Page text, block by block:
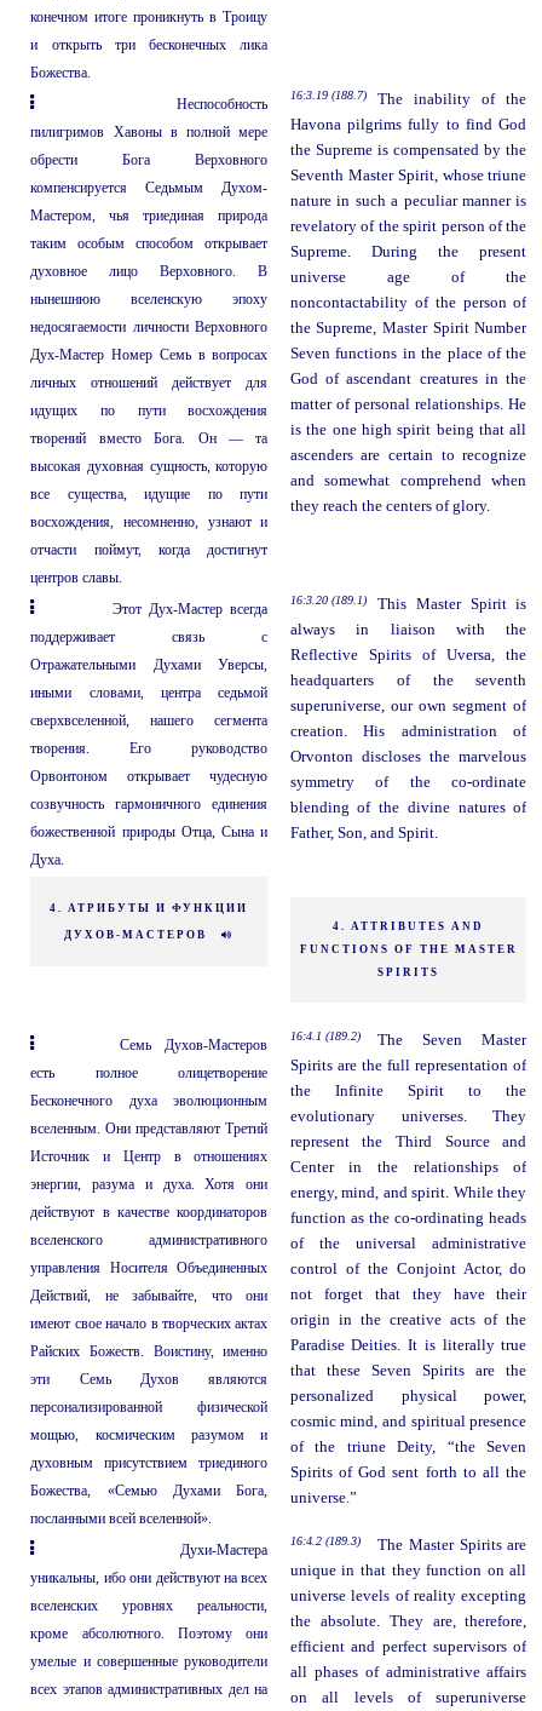
конечном итоге проникнуть в Троицу
и открыть три бесконечных лика
Божества.
Неспособность
пилигримов Хавоны в полной мере
обрести Бога Верховного
компенсируется Седьмым Духом-
Мастером, чья триединая природа
таким особым способом открывает
духовное лицо Верховного. В
нынешнюю вселенскую эпоху
недосягаемости личности Верховного
Дух-Мастер Номер Семь в вопросах
личных отношений действует для
идущих по пути восхождения
творений вместо Бога. Он — та
высокая духовная сущность, которую
все существа, идущие по пути
восхождения, несомненно, узнают и
отчасти поймут, когда достигнут
центров славы.
16:3.19 (188.7)
The inability of the
Havona pilgrims fully to find God
the Supreme is compensated by the
Seventh Master Spirit, whose triune
nature in such a peculiar manner is
revelatory of the spirit person of the
Supreme. During the present
universe age of the
noncontactability of the person of
the Supreme, Master Spirit Number
Seven functions in the place of the
God of ascendant creatures in the
matter of personal relationships. He
is the one high spirit being that all
ascenders are certain to recognize
and somewhat comprehend when
they reach the centers of glory.
Этот Дух-Мастер всегда
поддерживает связь с
Отражательными Духами Уверсы,
иными словами, центра седьмой
сверхвселенной, нашего сегмента
творения. Его руководство
Орвонтоном открывает чудесную
созвучность гармоничного единения
божественной природы Отца, Сына и
Духа.
16:3.20 (189.1)
This Master Spirit is
always in liaison with the
Reflective Spirits of Uversa, the
headquarters of the seventh
superuniverse, our own segment of
creation. His administration of
Orvonton discloses the marvelous
symmetry of the co-ordinate
blending of the divine natures of
Father, Son, and Spirit.
4. АТРИБУТЫ И ФУНКЦИИ
ДУХОВ-МАСТЕРОВ
4. ATTRIBUTES AND
FUNCTIONS OF THE MASTER
SPIRITS
Семь Духов-Мастеров
есть полное олицетворение
Бесконечного духа эволюционным
вселенным. Они представляют Третий
Источник и Центр в отношениях
энергии, разума и духа. Хотя они
действуют в качестве координаторов
вселенского административного
управления Носителя Объединенных
Действий, не забывайте, что они
имеют свое начало в творческих актах
Райских Божеств. Воистину, именно
эти Семь Духов являются
персонализированной физической
мощью, космическим разумом и
духовным присутствием триединого
Божества, «Семью Духами Бога,
посланными всей вселенной».
16:4.1 (189.2)
The Seven Master
Spirits are the full representation of
the Infinite Spirit to the
evolutionary universes. They
represent the Third Source and
Center in the relationships of
energy, mind, and spirit. While they
function as the co-ordinating heads
of the universal administrative
control of the Conjoint Actor, do
not forget that they have their
origin in the creative acts of the
Paradise Deities. It is literally true
that these Seven Spirits are the
personalized physical power,
cosmic mind, and spiritual presence
of the triune Deity, “the Seven
Spirits of God sent forth to all the
universe.”
Духи-Мастера
уникальны, ибо они действуют на всех
вселенских уровнях реальности,
кроме абсолютного. Поэтому они
умелые и совершенные руководители
всех этапов административных дел на
16:4.2 (189.3)
The Master Spirits are
unique in that they function on all
universe levels of reality excepting
the absolute. They are, therefore,
efficient and perfect supervisors of
all phases of administrative affairs
on all levels of superuniverse